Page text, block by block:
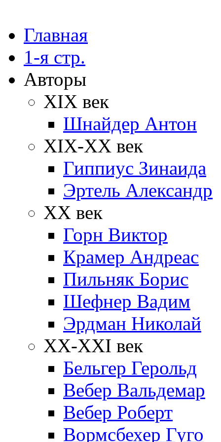
Главная
1-я стр.
Авторы
XIX век
Шнайдер Антон
XIX-XX век
Гиппиус Зинаида
Эртель Александр
XX век
Горн Виктор
Крамер Андреас
Пильняк Борис
Шефнер Вадим
Эрдман Николай
ХХ-XXI век
Бельгер Герольд
Вебер Вальдемар
Вебер Роберт
Вормсбехер Гуго